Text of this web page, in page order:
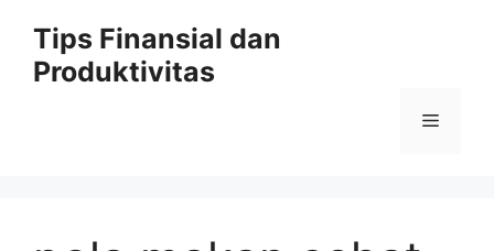
content
Tips Finansial dan
Produktivitas
Menu